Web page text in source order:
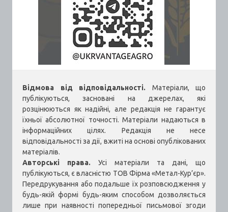
Відмова від відповідальності. Матеріали, що
публікуються, засновані на джерелах, які
розцінюються як надійні, але редакція не гарантує
їхньої абсолютної точності. Матеріали надаються в
інформаційних цілях. Редакція не несе
відповідальності за дії, вжиті на основі опублікованих
матеріалів.
Авторські права. Усі матеріали та дані, що
публікуються, є власністю ТОВ Фірма «Метал-Кур’єр».
Передрукування або подальше їх розповсюдження у
будь-якій формі будь-яким способом дозволяється
лише при наявності попередньої письмової згоди